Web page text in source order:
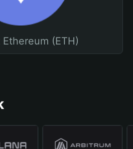
(ETH)